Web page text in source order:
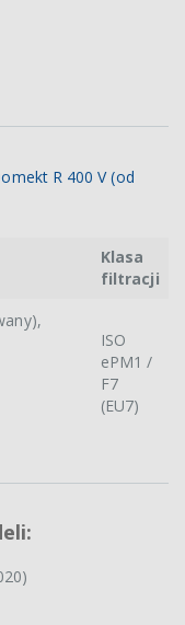
R 400 V (od
Klasa
filtracji
ISO
ePM1 /
F7
(EU7)